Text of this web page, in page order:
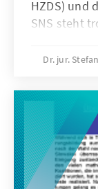
HZDS) und
SNS steht
Dr. jur.